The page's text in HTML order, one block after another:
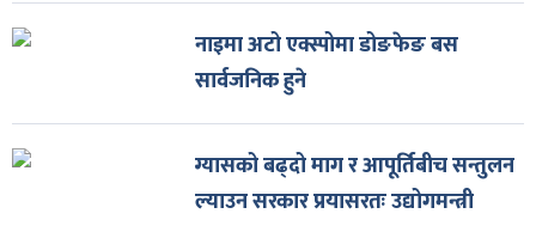
नाइमा अटो एक्स्पोमा डोङफेङ बस
सार्वजनिक हुने
ग्यासको बढ्दो माग र आपूर्तिबीच सन्तुलन
ल्याउन सरकार प्रयासरतः उद्योगमन्त्री